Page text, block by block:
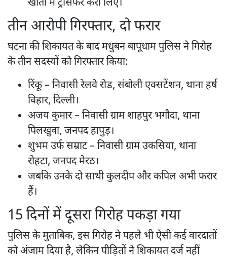
खातों में ट्रांसफर करा लिए।
तीन आरोपी गिरफ्तार, दो फरार
घटना की शिकायत के बाद मधुबन बापूधाम पुलिस ने गिरोह
के तीन सदस्यों को गिरफ्तार किया:
रिंकू – निवासी रेलवे रोड, संबोली एक्सटेंशन, थाना हर्ष
विहार, दिल्ली।
अजय कुमार – निवासी ग्राम शाहपुर भगौदा, थाना
पिलखुवा, जनपद हापुड़।
शुभम उर्फ सम्राट – निवासी ग्राम उकसिया, थाना
रोहटा, जनपद मेरठ।
जबकि उनके दो साथी कुलदीप और कपिल अभी फरार
हैं।
15 दिनों में दूसरा गिरोह पकड़ा गया
पुलिस के मुताबिक, इस गिरोह ने पहले भी ऐसी कई वारदातों
को अंजाम दिया है, लेकिन पीड़ितों ने शिकायत दर्ज नहीं